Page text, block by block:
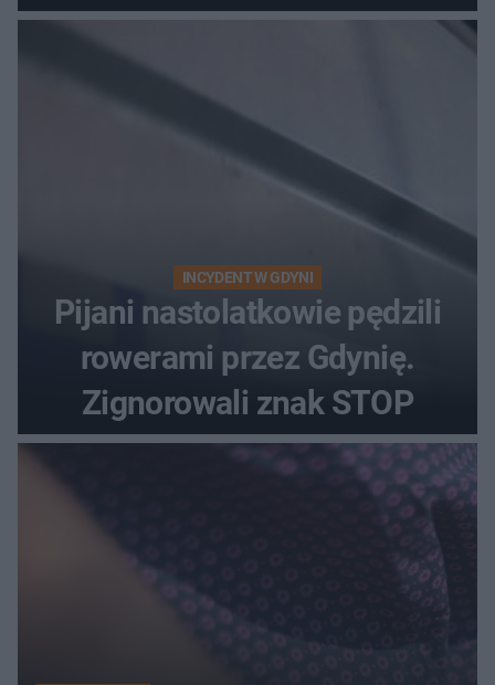
INCYDENT W GDYNI
Pijani nastolatkowie pędzili
rowerami przez Gdynię.
Zignorowali znak STOP